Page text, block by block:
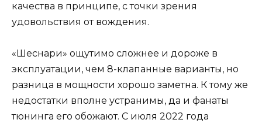
качества в принципе, с точки зрения
удовольствия от вождения.
«Шеснари» ощутимо сложнее и дороже в
эксплуатации, чем 8-клапанные варианты, но
разница в мощности хорошо заметна. К тому же
недостатки вполне устранимы, да и фанаты
тюнинга его обожают. С июля 2022 года